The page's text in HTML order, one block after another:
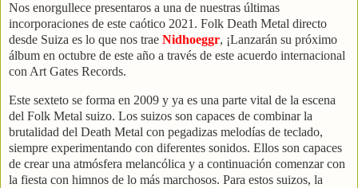
Nos enorgullece presentaros a una de nuestras últimas
incorporaciones de este caótico 2021. Folk Death Metal directo
desde Suiza es lo que nos trae Nidhoeggr, ¡Lanzarán su próximo
álbum en octubre de este año a través de este acuerdo internacional
con Art Gates Records.
Este sexteto se forma en 2009 y ya es una parte vital de la escena
del Folk Metal suizo. Los suizos son capaces de combinar la
brutalidad del Death Metal con pegadizas melodías de teclado,
siempre experimentando con diferentes sonidos. Ellos son capaces
de crear una atmósfera melancólica y a continuación comenzar con
la fiesta con himnos de lo más marchosos. Para estos suizos, la